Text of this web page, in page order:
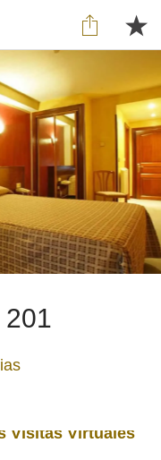
201
Visitas Virtuales